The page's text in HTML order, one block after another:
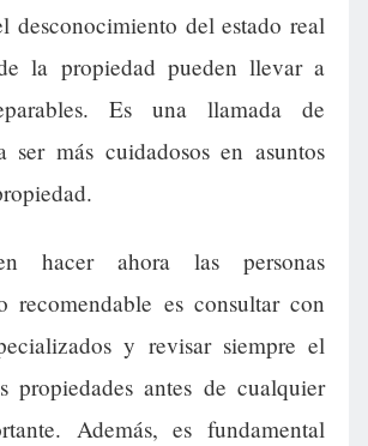
desconocimiento del estado real
la propiedad pueden llevar a
Es una llamada de
ser más cuidadosos en asuntos
hacer ahora las personas
recomendable es consultar con
y revisar siempre el
propiedades antes de cualquier
Además, es fundamental